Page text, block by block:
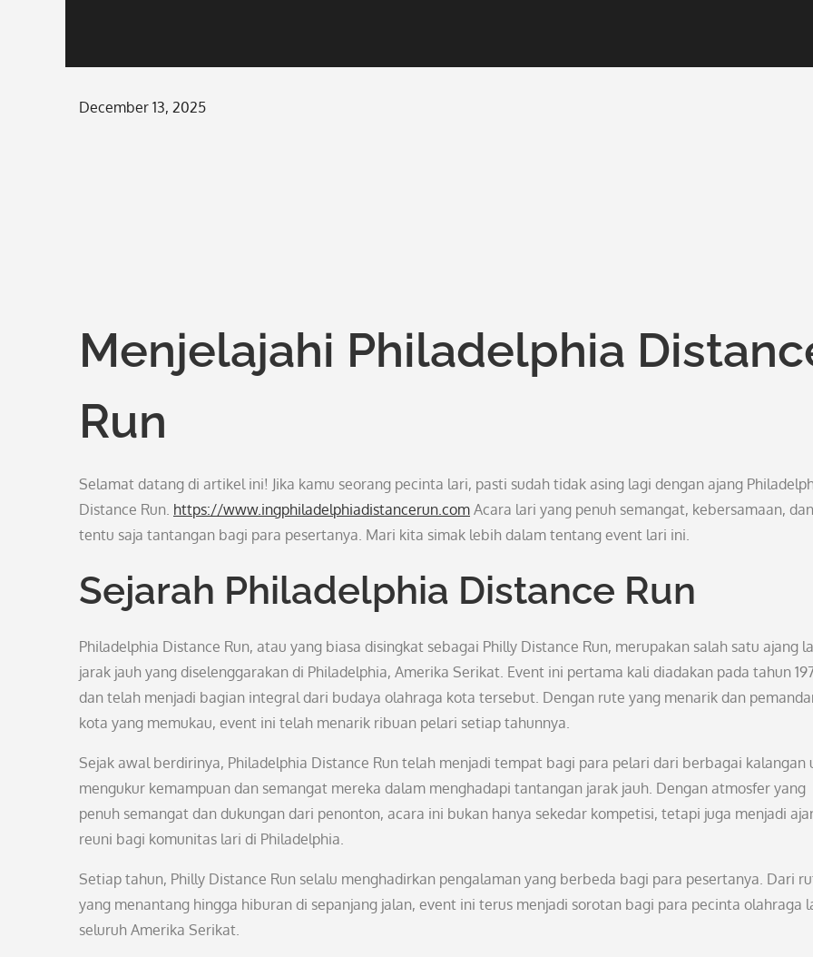
Posted
December 13, 2025
Menjelajahi Philadelphia
Run
Selamat datang di artikel ini! Jika kamu seorang pecinta lari, pasti sudah tidak asing lagi dengan ajang
Distance Run. https://www.ingphiladelphiadistancerun.com Acara lari yang penuh semangat, kebersamaan, dan
tentu saja tantangan bagi para pesertanya. Mari kita simak lebih dalam tentang event lari ini.
Sejarah Philadelphia Distance Run
Philadelphia Distance Run, atau yang biasa disingkat sebagai Philly Distance Run, merupakan salah satu ajang
jarak jauh yang diselenggarakan di Philadelphia, Amerika Serikat. Event ini pertama kali diadakan pada tahun
dan telah menjadi bagian integral dari budaya olahraga kota tersebut. Dengan rute yang menarik dan
kota yang memukau, event ini telah menarik ribuan pelari setiap tahunnya.
Sejak awal berdirinya, Philadelphia Distance Run telah menjadi tempat bagi para pelari dari berbagai kalangan
mengukur kemampuan dan semangat mereka dalam menghadapi tantangan jarak jauh. Dengan atmosfer yang
penuh semangat dan dukungan dari penonton, acara ini bukan hanya sekedar kompetisi, tetapi juga menjadi
reuni bagi komunitas lari di Philadelphia.
Setiap tahun, Philly Distance Run selalu menghadirkan pengalaman yang berbeda bagi para pesertanya. Dari
yang menantang hingga hiburan di sepanjang jalan, event ini terus menjadi sorotan bagi para pecinta olahraga
seluruh Amerika Serikat.